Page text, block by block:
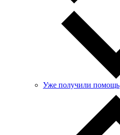
Уже получили помощь